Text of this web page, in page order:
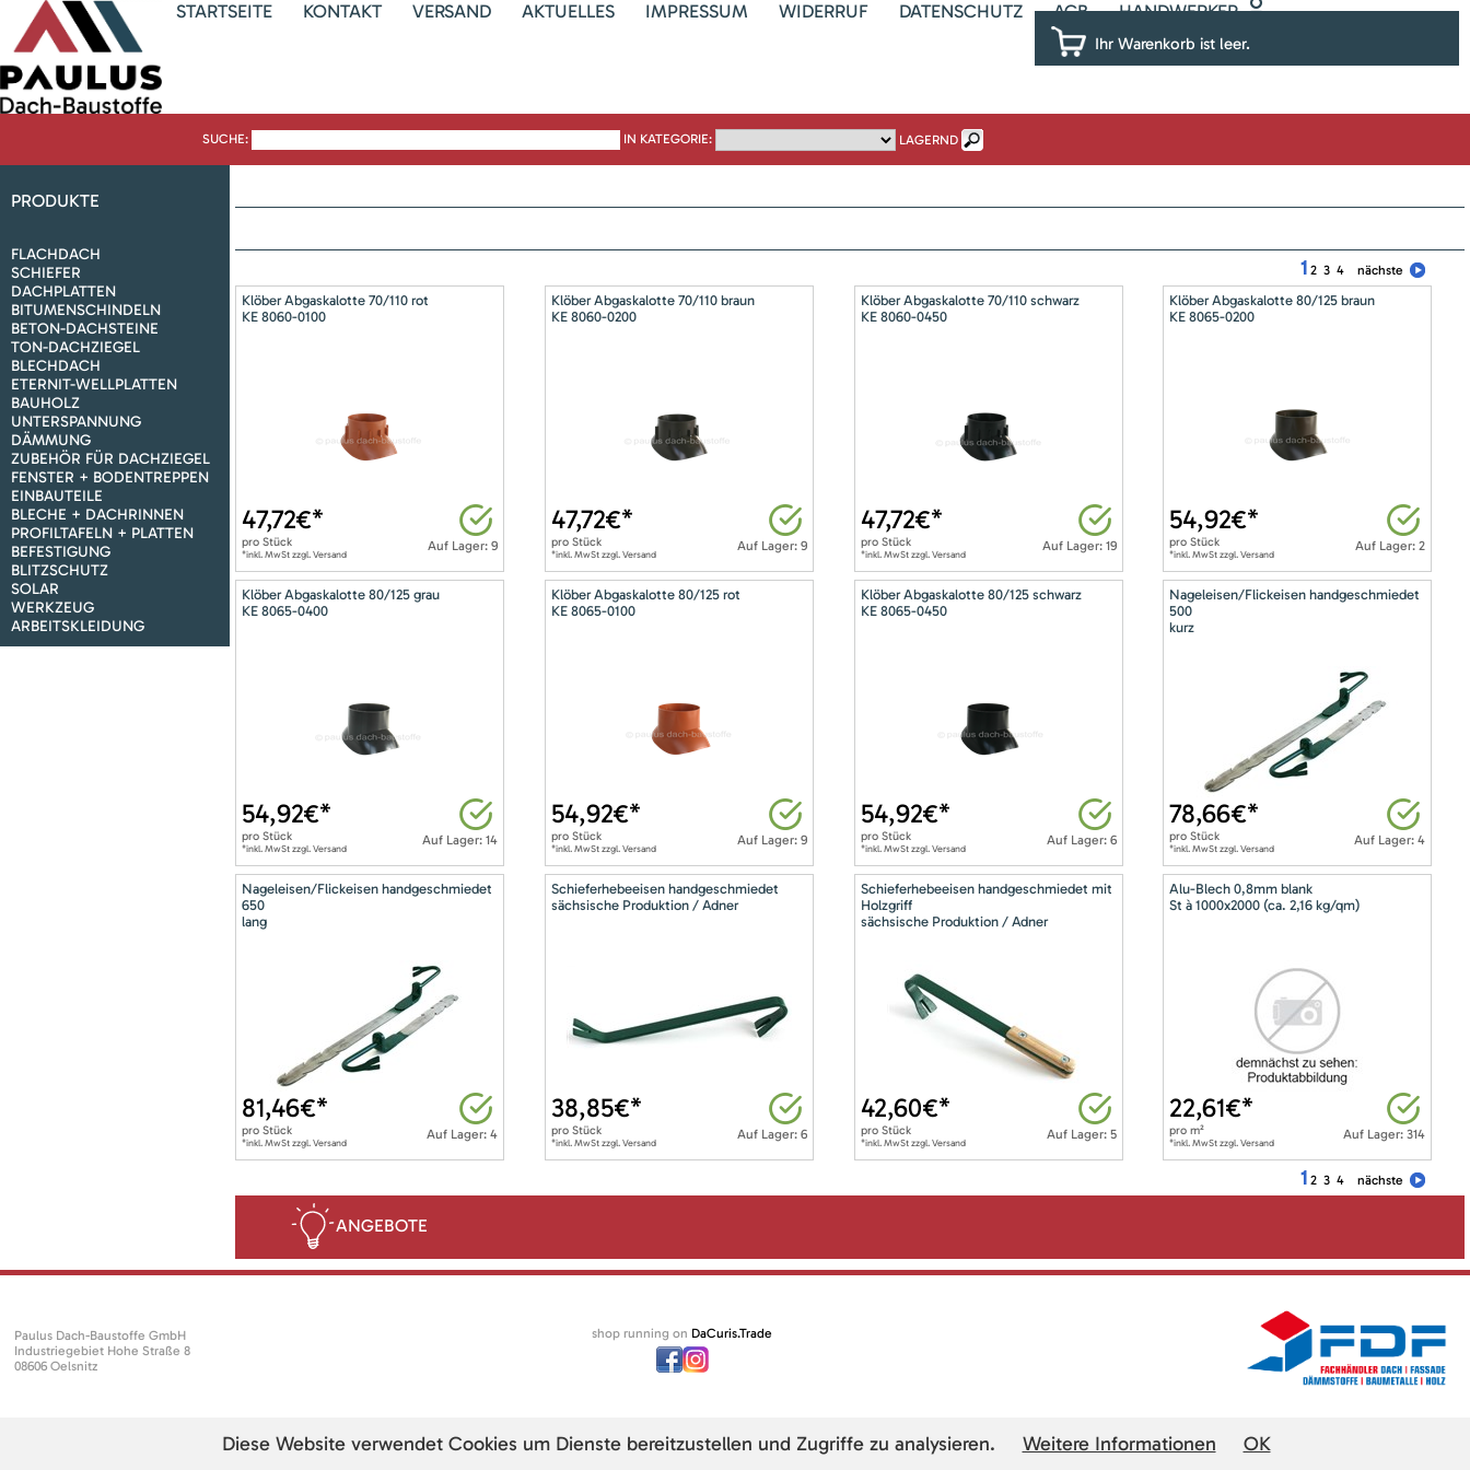
STARTSEITE KONTAKT VERSAND AKTUELLES IMPRESSUM WIDERRUF DATENSCHUTZ AGB HANDWERKER
Ihr Warenkorb ist leer.
SUCHE: IN KATEGORIE: LAGERND
PRODUKTE
FLACHDACH
SCHIEFER
DACHPLATTEN
BITUMENSCHINDELN
BETON-DACHSTEINE
TON-DACHZIEGEL
BLECHDACH
ETERNIT-WELLPLATTEN
BAUHOLZ
UNTERSPANNUNG
DÄMMUNG
ZUBEHÖR FÜR DACHZIEGEL
FENSTER + BODENTREPPEN
EINBAUTEILE
BLECHE + DACHRINNEN
PROFILTAFELN + PLATTEN
BEFESTIGUNG
BLITZSCHUTZ
SOLAR
WERKZEUG
ARBEITSKLEIDUNG
1 2 3 4 nächste
Klöber Abgaskalotte 70/110 rot
KE 8060-0100
Auf Lager: 9
47,72€*
pro Stück
*inkl. MwSt zzgl. Versand
Klöber Abgaskalotte 70/110 braun
KE 8060-0200
Auf Lager: 9
47,72€*
pro Stück
*inkl. MwSt zzgl. Versand
Klöber Abgaskalotte 70/110 schwarz
KE 8060-0450
Auf Lager: 19
47,72€*
pro Stück
*inkl. MwSt zzgl. Versand
Klöber Abgaskalotte 80/125 braun
KE 8065-0200
Auf Lager: 2
54,92€*
proStück
*inkl. MwSt zzgl. Versand
Klöber Abgaskalotte 80/125 grau
KE 8065-0400
Auf Lager: 14
54,92€*
pro Stück
*inkl. MwSt zzgl. Versand
Klöber Abgaskalotte 80/125 rot
KE 8065-0100
Auf Lager: 9
54,92€*
pro Stück
*inkl. MwSt zzgl. Versand
Klöber Abgaskalotte 80/125 schwarz
KE 8065-0450
Auf Lager: 6
54,92€*
pro Stück
*inkl. MwSt zzgl. Versand
Nageleisen/Flickeisen handgeschmiedet
500
kurz
Auf Lager: 4
78,66€*
proStück
*inkl. MwSt zzgl. Versand
Nageleisen/Flickeisen handgeschmiedet
650
lang
Auf Lager: 4
81,46€*
pro Stück
*inkl. MwSt zzgl. Versand
Schieferhebeeisen handgeschmiedet
sächsische Produktion / Adner
Auf Lager: 6
38,85€*
pro Stück
*inkl. MwSt zzgl. Versand
Schieferhebeeisen handgeschmiedet mit
Holzgriff
sächsische Produktion / Adner
Auf Lager: 5
42,60€*
pro Stück
*inkl. MwSt zzgl. Versand
Alu-Blech 0,8mm blank
St à 1000x2000 (ca. 2,16 kg/qm)
Auf Lager: 314
22,61€*
prom²
*inkl. MwSt zzgl. Versand
1 2 3 4 nächste
ANGEBOTE
Paulus Dach-Baustoffe GmbH
Industriegebiet Hohe Straße 8
08606 Oelsnitz
shop running on DaCuris.Trade
Diese Website verwendet Cookies um Dienste bereitzustellen und Zugriffe zu analysieren. Weitere Informationen OK